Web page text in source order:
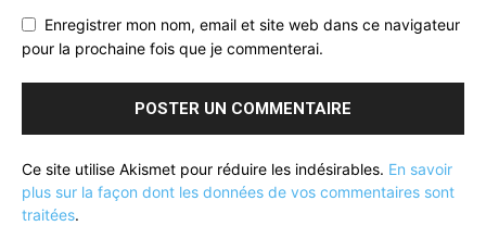
Enregistrer mon nom, email et site web dans ce navigateur
pour la prochaine fois que je commenterai.
Ce site utilise Akismet pour réduire les indésirables. En savoir
plus sur la façon dont les données de vos commentaires sont
traitées.